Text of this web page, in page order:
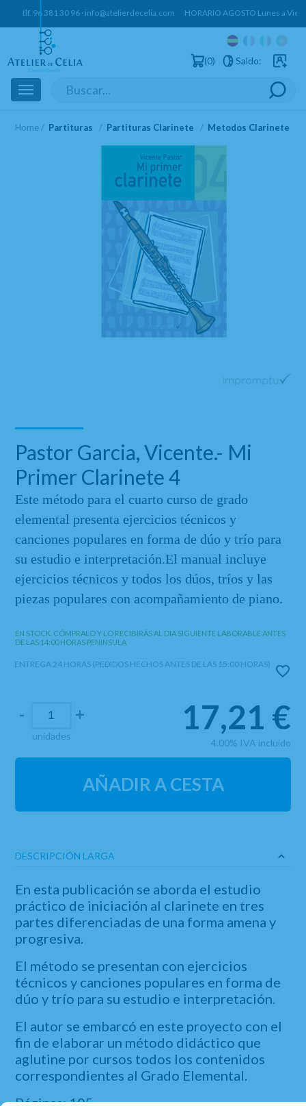
tlf. 96 381 30 96 · info@atelierdecelia.com HORARIO AGOSTO Lunes a
0 Saldo:
Toggle
navigation
Home Partituras Partituras Clarinete Metodos Clarinete
Pastor Garcia, Vicente.- Mi
Primer Clarinete 4
Este método para el cuarto curso de grado
elemental presenta ejercicios técnicos y
canciones populares en forma de dúo y trío para
su estudio e interpretación.El manual incluye
ejercicios técnicos y todos los dúos, tríos y las
piezas populares con acompañamiento de piano.
EN STOCK. CÓMPRALO Y LO RECIBIRÁS AL DIA SIGUIENTE LABORABLE ANTES
DE LAS 14:00 HORAS PENINSULA
ENTREGA 24 HORAS (PEDIDOS HECHOS ANTES DE LAS 15:00 HORAS)
-
unidades
+ 17,21 €
4.00% IVA incluido
AÑADIR A CESTA
DESCRIPCIÓN LARGA
En esta publicación se aborda el estudio
práctico de iniciación al clarinete en tres
partes diferenciadas de una forma amena y
progresiva.
El método se presentan con ejercicios
técnicos y canciones populares en forma de
dúo y trío para su estudio e interpretación.
El autor se embarcó en este proyecto con el
fin de elaborar un método didáctico que
aglutine por cursos todos los contenidos
correspondientes al Grado Elemental.
Páginas: 105